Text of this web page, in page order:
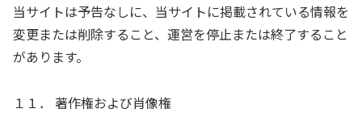
当サイトは予告なしに、当サイトに掲載されている情報を
変更または削除すること、運営を停止または終了すること
があります。
１１． 著作権および肖像権